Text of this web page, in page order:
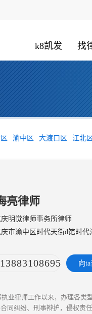
k8凯发 找
渝中区 大渡口区 江北区
亮律师
明觉律师事务所律师
市渝中区时代天街d馆时代
13883108695 向
业律师工作以来，办理各类
同纠纷、刑事辩护，侵权责